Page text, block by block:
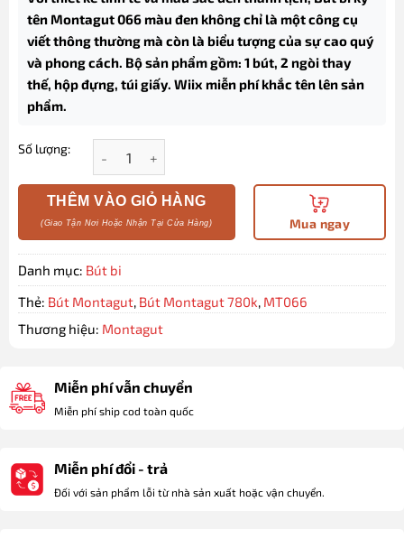
tên Montagut 066 màu đen không chỉ là một công cụ
viết thông thường mà còn là biểu tượng của sự cao quý
và phong cách. Bộ sản phẩm gồm: 1 bút, 2 ngòi thay
thế, hộp đựng, túi giấy. Wiix miễn phí khắc tên lên sản
phẩm.
Số lượng:
THÊM VÀO GIỎ HÀNG
Mua ngay
Danh mục: Bút bi
Thẻ: Bút Montagut, Bút Montagut 780k, MT066
Thương hiệu: Montagut
Miễn phí vẫn chuyển
Miễn phí ship cod toàn quốc
Miễn phí đổi - trả
Đối với sản phẩm lỗi từ nhà sản xuất hoặc vận chuyển.